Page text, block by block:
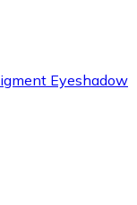
Eyeshadow